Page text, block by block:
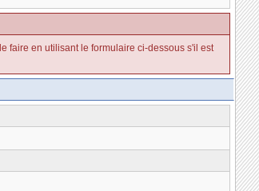
faire en utilisant le formulaire ci-dessous s'il est